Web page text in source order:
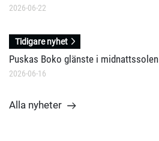
2026-06-22
Tidigare nyhet
Puskas Boko glänste i midnattssolen
2026-06-16
Alla nyheter